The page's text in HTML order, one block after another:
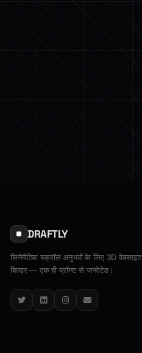
DRAFTLY
सिनेमैटिक स्क्रॉल अनुभवों के लिए 3D वेबसाइट
बिल्डर — एक ही प्रॉम्प्ट से जनरेटेड।
TwitterLinkedInInstagram
Email